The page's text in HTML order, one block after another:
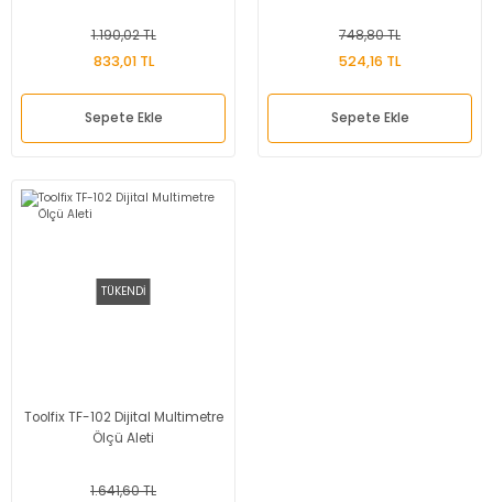
1.190,02 TL
833,01 TL
Sepete Ekle
748,80 TL
524,16 TL
Sepete Ekle
TÜKENDİ
Toolfix TF-102 Dijital Multimetre
Ölçü Aleti
1.641,60 TL